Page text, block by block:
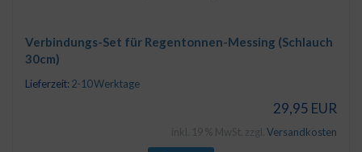
Verbindungs-Set für Regentonnen-Messing (Schlauch
30cm)
Lieferzeit: 2-10 Werktage
29,95 EUR
Versandkosten